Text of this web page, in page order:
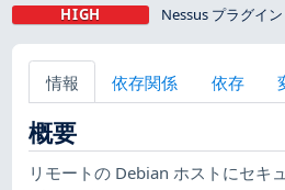
HIGH Nessus プラグイ
情報 依存関係 依存
概要
リモートの Debian ホストにセキ